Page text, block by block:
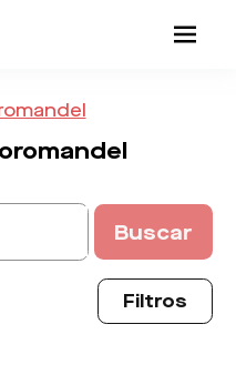
Buscar
Filtros